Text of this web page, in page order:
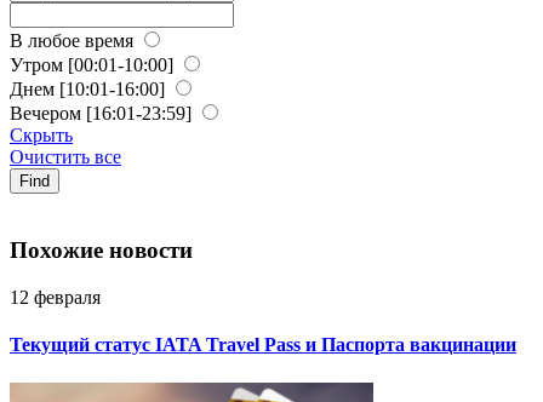
В любое время
Утром [00:01-10:00]
Днем [10:01-16:00]
Вечером [16:01-23:59]
Скрыть
Очистить все
Find
Похожие новости
12 февраля
Текущий статус IATA Travel Pass и Паспорта вакцинации